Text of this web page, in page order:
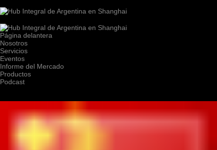
Página delantera
Nosotros
Servicios
Eventos
Informe del Mercado
Productos
Podcast